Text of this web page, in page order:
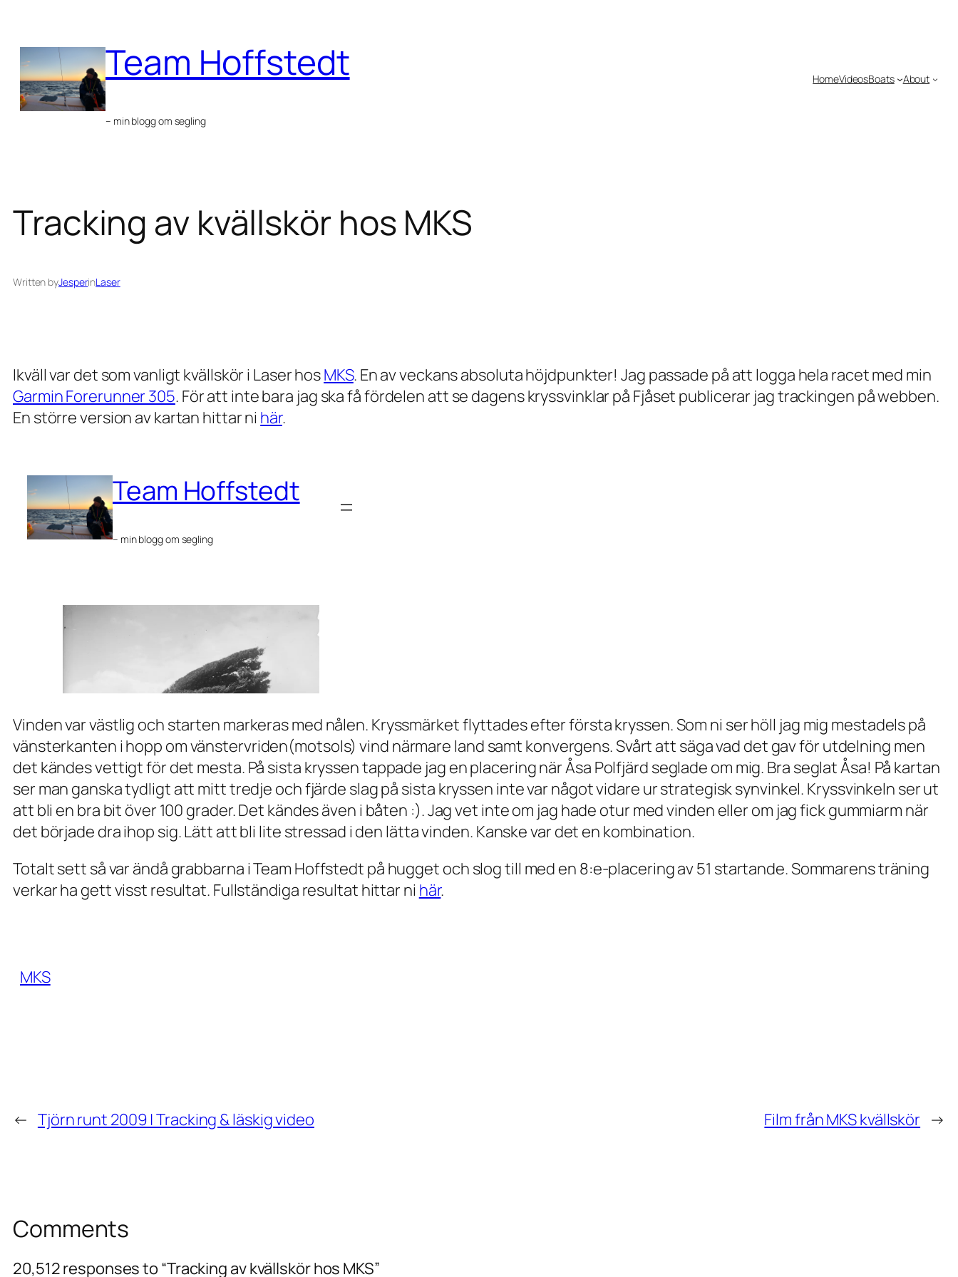
content
Team Hoffstedt
– min blogg om segling
HomeVideosBoats About
Tracking av kvällskör hos MKS
Written byJesperinLaser
Ikväll var det som vanligt kvällskör i Laser hosMKS. En av veckans absoluta höjdpunkter! Jag passade på att logga hela racet med min
Garmin Forerunner 305. För att inte bara jag ska få fördelen att se dagens kryssvinklar på Fjåset publicerar jag trackingen på webben.
En större version av kartan hittar ni här.
Vinden var västlig och starten markeras med nålen. Kryssmärket flyttades efter första kryssen. Som ni ser höll jag mig mestadels på
vänsterkanten i hopp om vänstervriden(motsols) vind närmare land samt konvergens. Svårt att säga vad det gav för utdelning men
det kändes vettigt för det mesta. På sista kryssen tappade jag en placering när Åsa Polfjärd seglade om mig. Bra seglat Åsa! På kartan
ser man ganska tydligt att mitt tredje och fjärde slag på sista kryssen inte var något vidare ur strategisk synvinkel. Kryssvinkeln ser ut
att bli en bra bit över 100 grader. Det kändes även i båten :). Jag vet inte om jag hade otur med vinden eller om jag fick gummiarm när
det började dra ihop sig. Lätt att bli lite stressad i den lätta vinden. Kanske var det en kombination.
Totalt sett så var ändå grabbarna i Team Hoffstedt på hugget och slog till med en 8:e-placering av 51 startande. Sommarens träning
verkar ha gett visst resultat. Fullständiga resultat hittar ni här.
MKS
← Tjörn runt 2009 | Tracking & läskig video Film från MKS kvällskör →
Comments
20,512 responses to “Tracking av kvällskör hos MKS”